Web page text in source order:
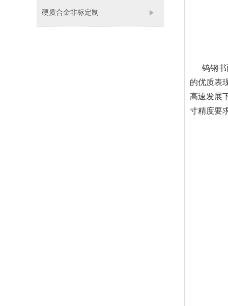
硬质合金非标定制
钨钢书
的优质表
高速发展
寸精度要